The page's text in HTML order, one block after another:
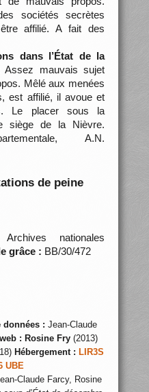
sociétés secrètes
affilié. A fait des
dans l’État de la
Assez mauvais sujet
Mêlé aux menées
est affilié, il avoue et
Le placer sous la
siège de la Nièvre.
A.N.
de peine
Archives nationales
grâce : BB/30/472
données : Jean-Claude
: Rosine Fry(2013)
Hébergement : LIR3S
UBE
Claude Farcy, Rosine